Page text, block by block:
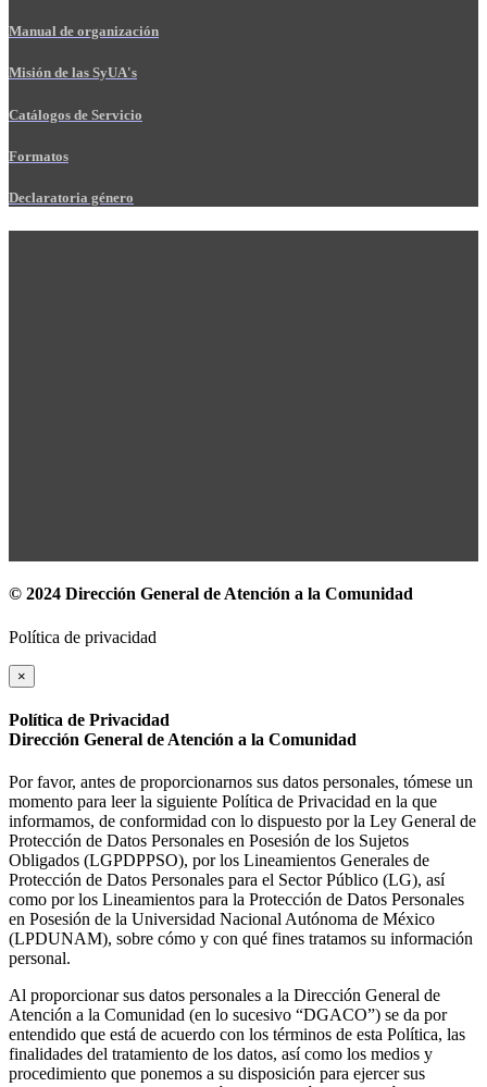
Manual de organización
Misión de las SyUA's
Catálogos de Servicio
Formatos
Declaratoria género
© 2024 Dirección General de Atención a la Comunidad
Política de privacidad
×
Política de Privacidad
Dirección General de Atención a la Comunidad
Por favor, antes de proporcionarnos sus datos personales, tómese un
momento para leer la siguiente Política de Privacidad en la que
informamos, de conformidad con lo dispuesto por la Ley General de
Protección de Datos Personales en Posesión de los Sujetos
Obligados (LGPDPPSO), por los Lineamientos Generales de
Protección de Datos Personales para el Sector Público (LG), así
como por los Lineamientos para la Protección de Datos Personales
en Posesión de la Universidad Nacional Autónoma de México
(LPDUNAM), sobre cómo y con qué fines tratamos su información
personal.
Al proporcionar sus datos personales a la Dirección General de
Atención a la Comunidad (en lo sucesivo “DGACO”) se da por
entendido que está de acuerdo con los términos de esta Política, las
finalidades del tratamiento de los datos, así como los medios y
procedimiento que ponemos a su disposición para ejercer sus